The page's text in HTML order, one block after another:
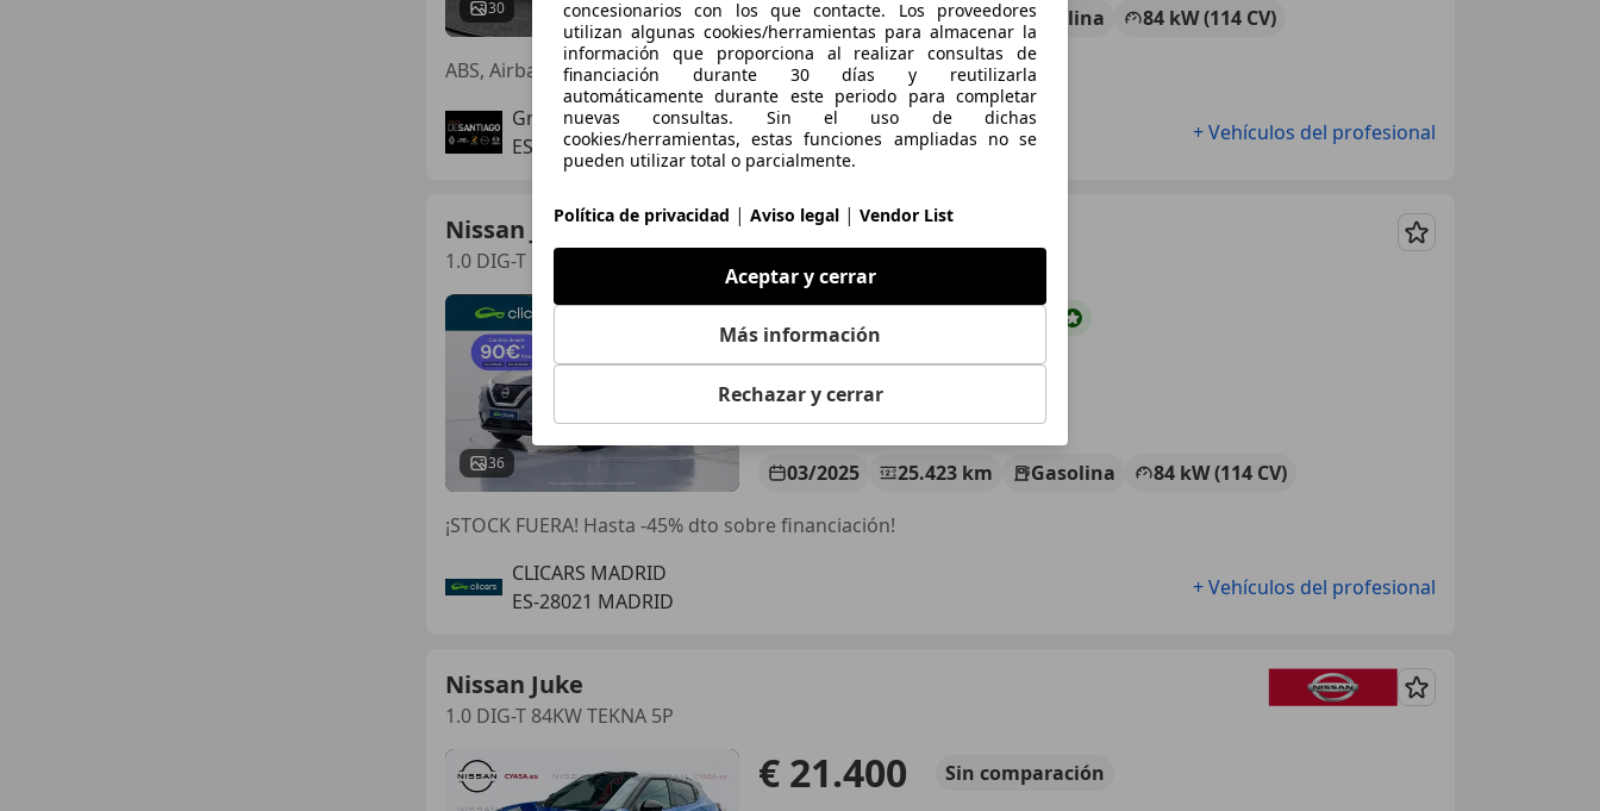
30 02/2025 5.081 km Gasolina
84 kW (114 CV)
ABS, Airbags laterales, Faros antiniebla
Grupo de Santiago Automoción
ES-09007 BURGOS
+ Vehículos del profesional
Nissan Juke
1.0 DIG-T N-Connecta 4x2 DCT 7 84kW
Guardar
36
€ 17.290
03/2025 25.423 km Gasolina
84 kW (114 CV)
¡STOCK FUERA! Hasta -45% dto sobre financiación!
CLICARS MADRID
ES-28021 MADRID
+ Vehículos del profesional
Nissan Juke
1.0 DIG-T 84KW TEKNA 5P
Guardar
€ 21.400 Sin comparación
concesionarios con los que contacte. Los proveedores
utilizan algunas cookies/herramientas para almacenar la
información que proporciona al realizar consultas de
financiación durante 30 días y reutilizarla
automáticamente durante este periodo para completar
nuevas consultas. Sin el uso de dichas
cookies/herramientas, estas funciones ampliadas no se
pueden utilizar total o parcialmente.
Política de privacidad | Aviso legal | Vendor List
Aceptar y cerrar
Más información
Rechazar y cerrar